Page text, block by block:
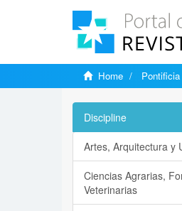
Home
Discipline
Artes, Arquitectura y
Ciencias Agrarias,
Veterinarias